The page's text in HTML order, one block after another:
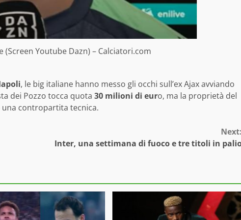
Youtube Dazn) – Calciatori.com
, le big italiane hanno messo gli occhi sull’ex Ajax avviando
dei Pozzo tocca quota 30 milioni di euro, ma la proprietà del
contropartita tecnica.
Inter, una settimana di fuoco e tre titoli in